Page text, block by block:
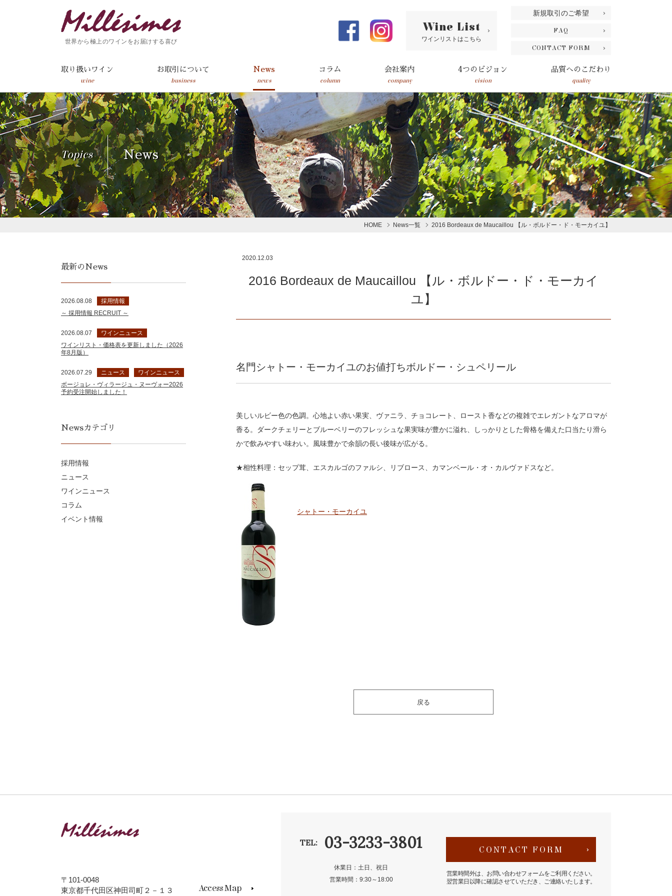
世界から極上のワインをお届けする喜び
Wine List
ワインリストはこちら
新規取引のご希望
FAQ
CONTACT FORM
取り扱いワイン
wine
お取引について
business
News
news
コラム
column
会社案内
company
4つのビジョン
vision
品質へのこだわり
quality
Topics News
HOME News一覧 2016 Bordeaux de Maucaillou 【ル・ボルドー・ド・モーカイユ】
2020.12.03
2016 Bordeaux de Maucaillou 【ル・ボルドー・ド・モーカイ
ユ】
名門シャトー・モーカイユのお値打ちボルドー・シュペリール
美しいルビー色の色調。心地よい赤い果実、ヴァニラ、チョコレート、ロースト香などの複雑でエレガントなアロマが
香る。ダークチェリーとブルーベリーのフレッシュな果実味が豊かに溢れ、しっかりとした骨格を備えた口当たり滑ら
かで飲みやすい味わい。風味豊かで余韻の長い後味が広がる。
★相性料理：セップ茸、エスカルゴのファルシ、リブロース、カマンベール・オ・カルヴァドスなど。
シャトー・モーカイユ
戻る
最新のNews
2026.08.08
採用情報
～ 採用情報 RECRUIT ～
2026.08.07
ワインニュース
ワインリスト・価格表を更新しました（2026
年8月版）
2026.07.29 ニュース
ワインニュース
ボージョレ・ヴィラージュ・ヌーヴォー2026
予約受注開始しました！
Newsカテゴリ
採用情報
ニュース
ワインニュース
コラム
イベント情報
TEL: 03-3233-3801
休業日：土日、祝日
営業時間：9:30～18:00
CONTACT FORM
営業時間外は、お問い合わせフォームをご利用ください。
翌営業日以降に確認させていただき、ご連絡いたします。
〒101-0048
東京都千代田区神田司町２－１３
Access Map